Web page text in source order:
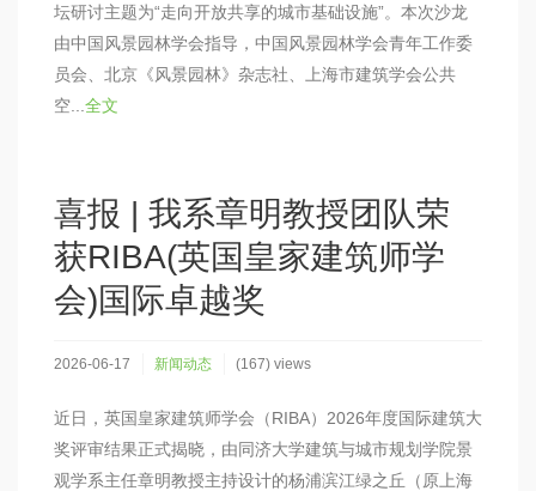
坛研讨主题为“走向开放共享的城市基础设施”。本次沙龙
由中国风景园林学会指导，中国风景园林学会青年工作委
员会、北京《风景园林》杂志社、上海市建筑学会公共
空... 全文
喜报 | 我系章明教授团队荣
获RIBA(英国皇家建筑师学
会)国际卓越奖
2026-06-17 新闻动态 (167) views
近日，英国皇家建筑师学会（RIBA）2026年度国际建筑大
奖评审结果正式揭晓，由同济大学建筑与城市规划学院景
观学系主任章明教授主持设计的杨浦滨江绿之丘（原上海